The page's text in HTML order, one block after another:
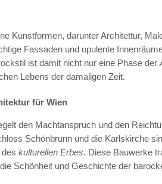
Kunstformen, darunter Architettur,
Fassaden und opulente
ist damit nicht nur eine Phase der
Lebens der damaligen Zeit.
für Wien
den Machtanspruch und den
Schönbrunn und die Karlskirche
kulturellen Erbes. Diese Bauwerke
Schönheit und Geschichte der